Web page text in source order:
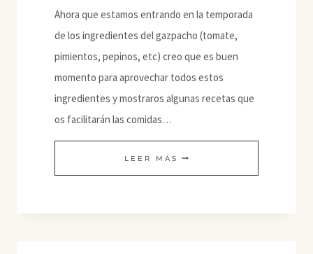
Ahora que estamos entrando en la temporada
de los ingredientes del gazpacho (tomate,
pimientos, pepinos, etc) creo que es buen
momento para aprovechar todos estos
ingredientes y mostraros algunas recetas que
os facilitarán las comidas…
LEER MÁS ZAALOUK
(CAVIAR